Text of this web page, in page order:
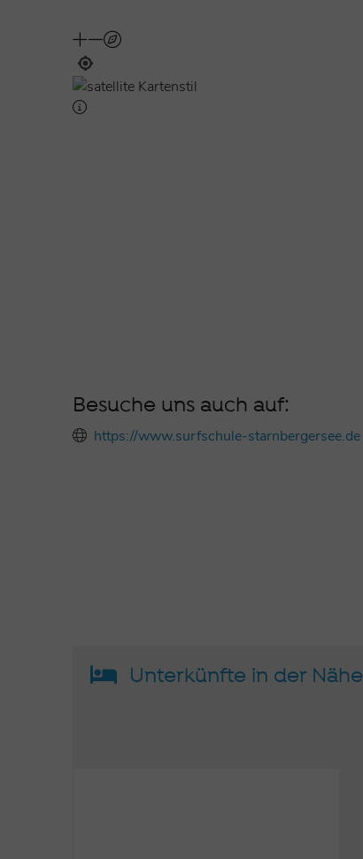
Besuche uns auch auf:
https://www.surfschule-starnbergersee.de
Unterkünfte in der Nähe